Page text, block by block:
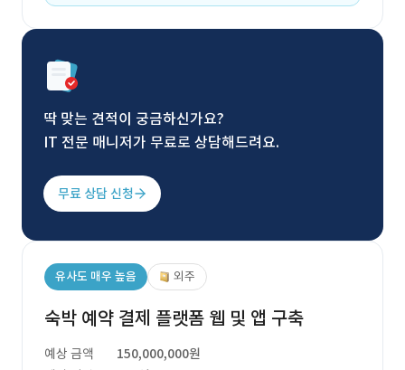
딱 맞는 견적이 궁금하신가요?
IT 전문 매니저가 무료로 상담해드려요.
무료 상담 신청
유사도 매우 높음 외주
숙박 예약 결제 플랫폼 웹 및 앱 구축
예상 금액
150,000,000원